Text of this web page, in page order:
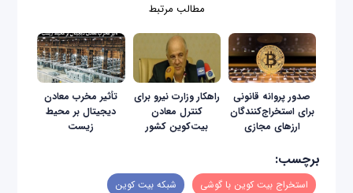
مطالب مرتبط
صدور پروانه قانونی
برای استخراج‌کنندگان
ارزهای مجازی
راهکار وزارت نیرو برای
کنترل معادن
بیت‌کوین کشور
تأثیر مخرب معادن
دیجیتال بر محیط
زیست
برچسب:
استخراج بیت کوین با گوشی شبکه بیت کوین